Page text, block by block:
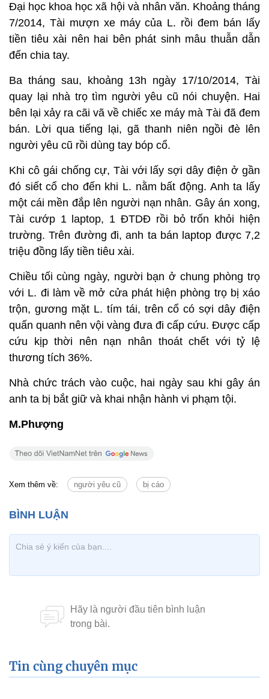
Đại học khoa học xã hội và nhân văn. Khoảng tháng
7/2014, Tài mượn xe máy của L. rồi đem bán lấy
tiền tiêu xài nên hai bên phát sinh mâu thuẫn dẫn
đến chia tay.
Ba tháng sau, khoảng 13h ngày 17/10/2014, Tài
quay lại nhà trọ tìm người yêu cũ nói chuyện. Hai
bên lại xảy ra cãi vã về chiếc xe máy mà Tài đã đem
bán. Lời qua tiếng lại, gã thanh niên ngồi đè lên
người yêu cũ rồi dùng tay bóp cổ.
Khi cô gái chống cự, Tài với lấy sợi dây điện ở gần
đó siết cổ cho đến khi L. nằm bất động. Anh ta lấy
một cái mền đắp lên người nạn nhân. Gây án xong,
Tài cướp 1 laptop, 1 ĐTDĐ rồi bỏ trốn khỏi hiện
trường. Trên đường đi, anh ta bán laptop được 7,2
triệu đồng lấy tiền tiêu xài.
Chiều tối cùng ngày, người bạn ở chung phòng trọ
với L. đi làm về mở cửa phát hiện phòng trọ bị xáo
trộn, gương mặt L. tím tái, trên cổ có sợi dây điện
quấn quanh nên vội vàng đưa đi cấp cứu. Được cấp
cứu kịp thời nên nạn nhân thoát chết với tỷ lệ
thương tích 36%.
Nhà chức trách vào cuộc, hai ngày sau khi gây án
anh ta bị bắt giữ và khai nhận hành vi phạm tội.
M.Phượng
Xem thêm về: người yêu cũ bị cáo
Tin cùng chuyên mục